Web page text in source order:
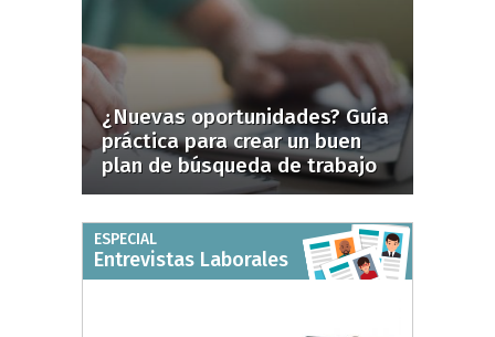
¿Nuevas oportunidades? Guía
práctica para crear un buen
plan de búsqueda de trabajo
ESPECIAL
Entrevistas Laborales